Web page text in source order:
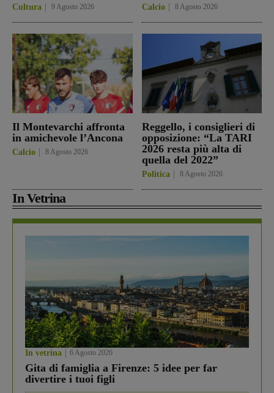
Cultura 9 Agosto 2026 Calcio 8 Agosto 2026
Il Montevarchi affronta
in amichevole l’Ancona
Calcio 8 Agosto 2026
Reggello, i consiglieri di
opposizione: “La TARI
2026 resta più alta di
quella del 2022”
Politica 8 Agosto 2026
In Vetrina
In vetrina 6 Agosto 2026
Gita di famiglia a Firenze: 5 idee per far
divertire i tuoi figli